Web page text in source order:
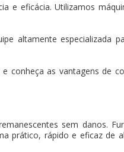
e eficácia. Utilizamos
altamente especializada
conheça as vantagens de
sem danos.
prático, rápido e eficaz de